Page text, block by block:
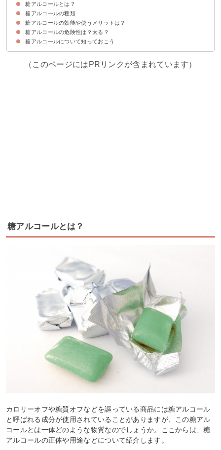
糖アルコールとは？
糖アルコールは甘味料の一つ
糖アルコールの用途例
糖アルコールとアルコールの違い
糖アルコールの種類
①還元水飴
②ソルビトール
③キシリトール
④エリスリトール
⑤ラクチトール
⑥マルチトール
⑦イソマルト
糖アルコールの効能や使うメリットは？
①カロリーが吸収されるが代謝されないため実質ゼロカロリー
②血糖値が上昇しないため糖質制限に有効
③虫歯の防止にもなる
糖アルコールの危険性は？太る？
一度に多く取り過ぎると下痢・お腹が緩くなることがある
糖アルコールの1日の摂取量目安
糖アルコール自体で太ることはない
糖アルコールについて知っておこう
（このページにはPRリンクが含まれています）
糖アルコールとは？
カロリーオフや糖質オフなどを謳っている商品には糖アルコール
と呼ばれる成分が使用されていることがありますが、この糖アル
コールとは一体どのような物質なのでしょうか。ここからは、糖
アルコールの正体や用途などについて紹介します。